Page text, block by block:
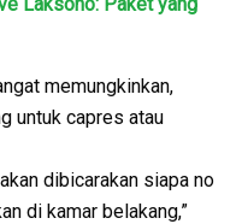
memungkinkan,
untuk capres atau
dibicarakan siapa no
di kamar belakang,”